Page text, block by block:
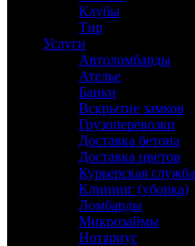
Клубы
Тир
Услуги
Автоломбарды
Ателье
Банки
Вскрытие замков
Грузоперевозки
Доставка бетона
Доставка цветов
Курьерская служба
Клининг (уборка)
Ломбарды
Микрозаймы
Нотариус